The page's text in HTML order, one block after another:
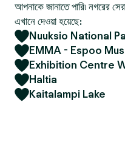
আপনাকে জানাতে পারি৷ নগরের
এখানে দেওয়া হয়েছে:
Nuuksio National
EMMA - Espoo
Exhibition Centre
Haltia
Kaitalampi Lake